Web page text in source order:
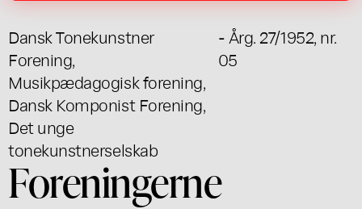
Dansk Tonekunstner
Forening,
Musikpædagogisk forening,
Dansk Komponist Forening,
Det unge
tonekunstnerselskab
- Årg. 27/1952, nr.
05
Foreningerne